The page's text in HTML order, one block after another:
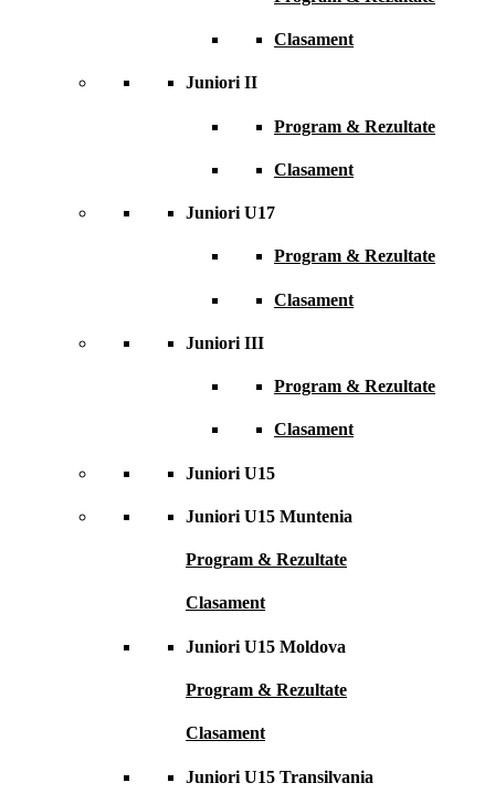
Clasament
Juniori II
Program & Rezultate
Clasament
Juniori U17
Program & Rezultate
Clasament
Juniori III
Program & Rezultate
Clasament
Juniori U15
Juniori U15 Muntenia
Program & Rezultate
Clasament
Juniori U15 Moldova
Program & Rezultate
Clasament
Juniori U15 Transilvania